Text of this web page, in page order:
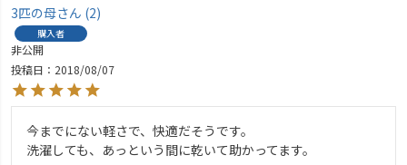
3匹の母 2
購入者
非公開
投稿日
2018/08/07
今までにない軽さで、快適だそうです。
洗濯しても、あっという間に乾いて助かってます。